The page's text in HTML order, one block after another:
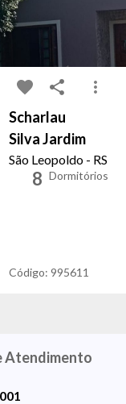
Scharlau
Silva Jardim
São Leopoldo - RS
8 Dormitórios
Código: 995611
Atendimento